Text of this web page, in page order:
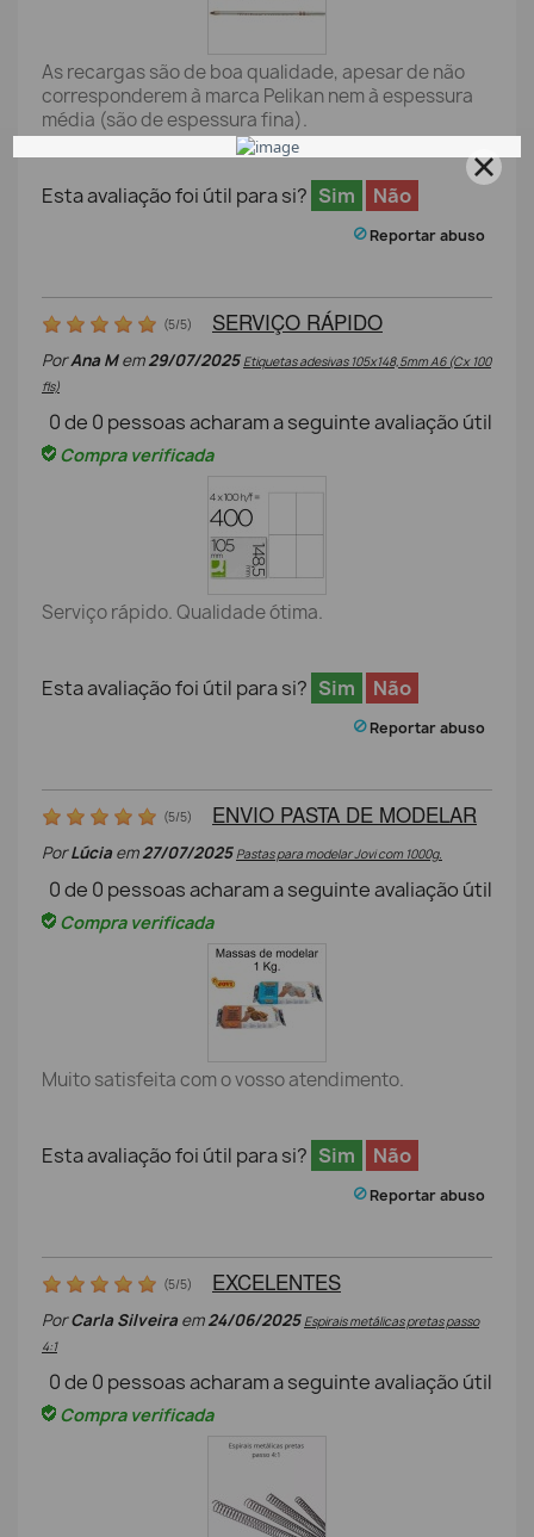
As recargas são de boa qualidade, apesar de não
corresponderem à marca Pelikan nem à espessura
média (são de espessura fina).
Esta avaliação foi útil para si? Sim Não
Reportar abuso
(5/5) SERVIÇO RÁPIDO
PorAna Mem29/07/2025 Etiquetas adesivas 105x148,5mm A6 (Cx 100
fls)
0de 0 pessoas acharam a seguinte avaliação útil
Compra verificada
Serviço rápido. Qualidade ótima.
Esta avaliação foi útil para si? Sim Não
Reportar abuso
(5/5) ENVIO PASTA DE MODELAR
PorLúcia em27/07/2025 Pastas para modelar Jovi com 1000g.
0de 0 pessoas acharam a seguinte avaliação útil
Compra verificada
Muito satisfeita com o vosso atendimento.
Esta avaliação foi útil para si? Sim Não
Reportar abuso
(5/5) EXCELENTES
PorCarla Silveira em24/06/2025 Espirais metálicas pretas passo
4:1
0de 0 pessoas acharam a seguinte avaliação útil
Compra verificada